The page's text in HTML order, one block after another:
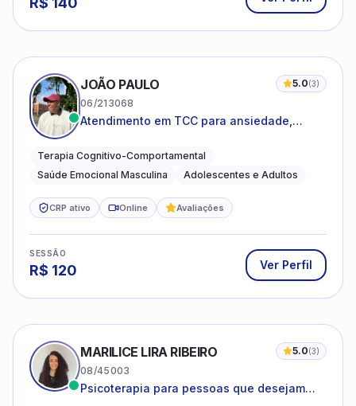
JOÃO PAULO 5.0(3)
06/213068
Atendimento em TCC para ansiedade,
emocional
Terapia Cognitivo-Comportamental
Saúde Emocional Masculina
Adolescentes e Adultos
CRP ativo Online Avaliações
SESSÃO
R$ 120 Ver Perfil
MARILICE LIRA RIBEIRO 5.0(3)
08/45003
Psicoterapia para pessoas que desejam